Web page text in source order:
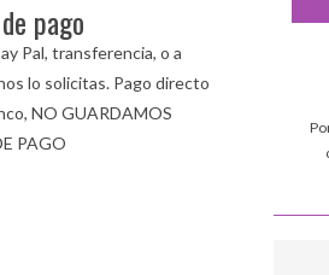
pago
Pal, transferencia, o a
lo solicitas. Pago directo
NO GUARDAMOS
PAGO